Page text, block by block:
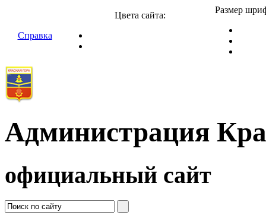
Справка
Цвета сайта:
Размер
Администрация
официальный сайт